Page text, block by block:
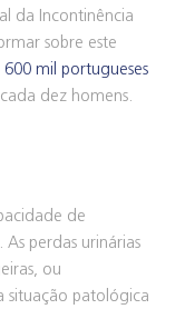
da Incontinência
sobre este
mil portugueses
dez homens.
de
perdas urinárias
ou
situação patológica